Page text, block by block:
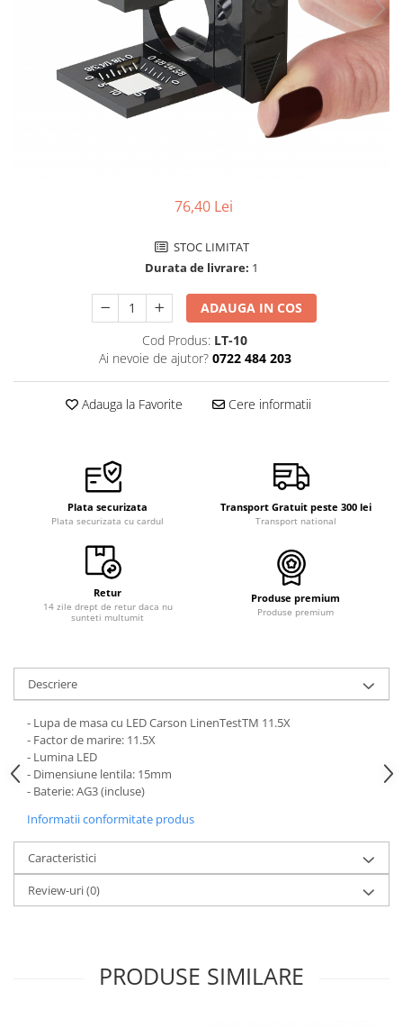
Ceasuri Q&Q
Ceasuri Reflex
Scule de Mana
Turnare, Lipire, Finisare
Suporti de Lucru
Surubelnite fine
Truse / Kituri Ceasornicar
76,40 Lei
STOC LIMITAT
Durata de livrare: 1
ADAUGA IN COS
Cod Produs: LT-10
Ai nevoie de ajutor? 0722 484 203
Adauga la Favorite Cere informatii
Plata securizata
Plata securizata cu cardul
Transport Gratuit peste 300 lei
Transport national
Retur
14 zile drept de retur daca nu
sunteti multumit
Produse premium
Produse premium
Descriere
- Lupa de masa cu LED Carson LinenTestTM 11.5X
- Factor de marire: 11.5X
- Lumina LED
- Dimensiune lentila: 15mm
- Baterie: AG3 (incluse)
Informatii conformitate produs
Caracteristici
Review-uri(0)
PRODUSE SIMILARE